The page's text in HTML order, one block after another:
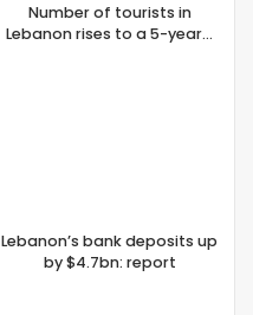
Number of tourists in
Lebanon rises to a 5-year…
Lebanon’s bank deposits up
by $4.7bn: report